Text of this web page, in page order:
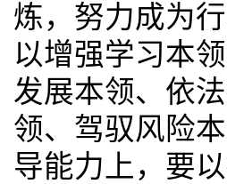
炼，努力成为
以增强学习本
发展本领、依
领、驾驭风险
导能力上，要